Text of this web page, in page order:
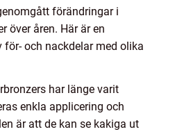
förändringar i
över åren. Här är en
och nackdelar med olika
har länge varit
enkla applicering och
är att de kan se kakiga ut